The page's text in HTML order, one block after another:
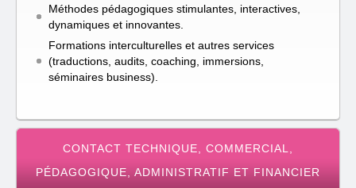
Méthodes pédagogiques stimulantes, interactives,
dynamiques et innovantes.
Formations interculturelles et autres services
(traductions, audits, coaching, immersions,
séminaires business).
CONTACT TECHNIQUE, COMMERCIAL,
PÉDAGOGIQUE, ADMINISTRATIF ET FINANCIER